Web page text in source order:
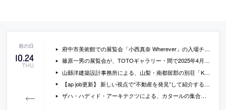
10.24
THU
府中市美術館での展覧会「小西真奈 Wherever」の入場チケットをプレゼント。現代日本において“風景画の可能性を拡張する”画家の展示。2000年代の代表作から新作まで絵画約100点を公開
篠原一男の展覧会が、TOTOギャラリー・間で2025年4月-6月に開催。2025年7月-10月には「(仮)1980年以降生まれの建築家展」が行われる
山縣洋建築設計事務所による、山梨・南都留郡の別荘「KM」。別荘が建ち並ぶ地域の開けた傾斜地に計画。地形自体の“美しさ”に着目し、斜面と呼応する緩やかな勾配屋根をもつ“シンプルな直方体”を浮遊させる建築を考案。床のレベル差と開口の配置で様々な雰囲気の場も作る
【ap job更新】 新しい視点で“不動産を発見”して紹介する「鎌倉Ｒ不動産 株式会社」が、建築設計スタッフ（経験者・既卒）を募集中
ザハ・ハディド・アーキテクツによる、カタールの集合住宅「ザ・グローブ」。湾岸沿いの敷地での計画。店舗が並び“交流の中心となる遊歩道”のある、先進的な冷却技術で“屋外でも快適に過ごせる”建築を考案。様々な再生可能エネルギーを取入れてラグジュアリーと持続可能の両立も意図